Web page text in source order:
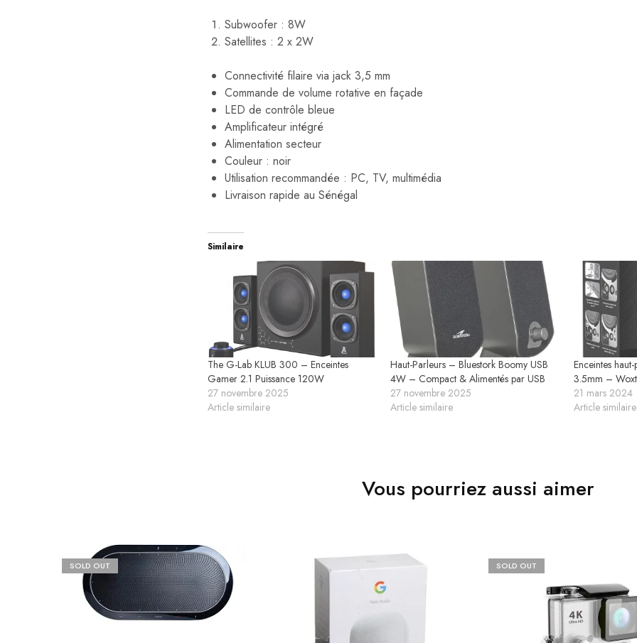
Subwoofer : 8W
Satellites : 2 x 2W
Connectivité filaire via jack 3,5 mm
Commande de volume rotative en façade
LED de contrôle bleue
Amplificateur intégré
Alimentation secteur
Couleur : noir
Utilisation recommandée : PC, TV, multimédia
Livraison rapide au Sénégal
Similaire
The G-Lab KLUB 300 – Enceintes
Gamer 2.1 Puissance 120W
27 novembre 2025
Article similaire
Haut-Parleurs – Bluestork Boomy USB
4W – Compact & Alimentés par USB
27 novembre 2025
Article similaire
Enceintes
3.5mm –
21 mars 2024
Article similaire
Vous pourriez aussi aimer
SOLD OUT SOLD OUT